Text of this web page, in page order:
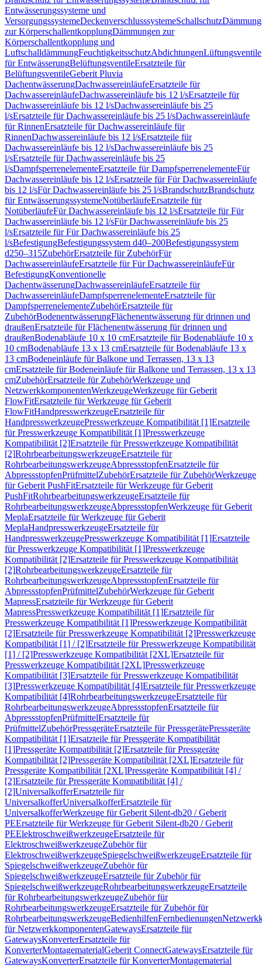
Entwässerungssysteme und
VersorgungssystemeDeckenverschlusssystemeSchallschutz
zur KörperschallentkopplungDämmungen zur
Körperschallentkopplung und
LuftschalldämmungFeuchtigkeitsschutzAbdichtungenLüftungsventile
für EntwässerungBelüftungsventileErsatzteile für
BelüftungsventileGeberit Pluvia
DachentwässerungDachwassereinläufeErsatzteile für
DachwassereinläufeDachwassereinläufe bis 12 l/sErsatzteile für
Dachwassereinläufe bis 12 l/sDachwassereinläufe bis 25
l/sErsatzteile für Dachwassereinläufe bis 25 l/sDachwassereinläufe
für RinnenErsatzteile für Dachwassereinläufe für
RinnenDachwassereinläufe bis 12 l/sErsatzteile für
Dachwassereinläufe bis 12 l/sDachwassereinläufe bis 25
l/sErsatzteile für Dachwassereinläufe bis 25
l/sDampfsperrenelementeErsatzteile für DampfsperrenelementeFür
Dachwassereinläufe bis 12 l/sErsatzteile für Für Dachwassereinläufe
bis 12 l/sFür Dachwassereinläufe bis 25 l/sBrandschutzBrandschutz
für EntwässerungssystemeNotüberläufeErsatzteile für
NotüberläufeFür Dachwassereinläufe bis 12 l/sErsatzteile für Für
Dachwassereinläufe bis 12 l/sFür Dachwassereinläufe bis 25
l/sErsatzteile für Für Dachwassereinläufe bis 25
l/sBefestigungBefestigungssystem d40–200Befestigungssystem
d250–315ZubehörErsatzteile für ZubehörFür
DachwassereinläufeErsatzteile für Für DachwassereinläufeFür
BefestigungKonventionelle
DachentwässerungDachwassereinläufeErsatzteile für
DachwassereinläufeDampfsperrenelementeErsatzteile für
DampfsperrenelementeZubehörErsatzteile für
ZubehörBodenentwässerungFlächenentwässerung für drinnen und
draußenErsatzteile für Flächenentwässerung für drinnen und
draußenBodenabläufe 10 x 10 cmErsatzteile für Bodenabläufe 10 x
10 cmBodenabläufe 13 x 13 cmErsatzteile für Bodenabläufe 13 x
13 cmBodeneinläufe für Balkone und Terrassen, 13 x 13
cmErsatzteile für Bodeneinläufe für Balkone und Terrassen, 13 x 13
cmZubehörErsatzteile für ZubehörWerkzeuge und
NetzwerkkomponentenWerkzeugeWerkzeuge für Geberit
FlowFitErsatzteile für Werkzeuge für Geberit
FlowFitHandpresswerkzeugeErsatzteile für
HandpresswerkzeugePresswerkzeuge Kompatibilität [1]Ersatzteile
für Presswerkzeuge Kompatibilität [1]Presswerkzeuge
Kompatibilität [2]Ersatzteile für Presswerkzeuge Kompatibilität
[2]RohrbearbeitungswerkzeugeErsatzteile für
RohrbearbeitungswerkzeugeAbpressstopfenErsatzteile für
AbpressstopfenPrüfmittelZubehörErsatzteile für ZubehörWerkzeuge
für Geberit PushFitErsatzteile für Werkzeuge für Geberit
PushFitRohrbearbeitungswerkzeugeErsatzteile für
RohrbearbeitungswerkzeugeAbpressstopfenWerkzeuge für Geberit
MeplaErsatzteile für Werkzeuge für Geberit
MeplaHandpresswerkzeugeErsatzteile für
HandpresswerkzeugePresswerkzeuge Kompatibilität [1]Ersatzteile
für Presswerkzeuge Kompatibilität [1]Presswerkzeuge
Kompatibilität [2]Ersatzteile für Presswerkzeuge Kompatibilität
[2]RohrbearbeitungswerkzeugeErsatzteile für
RohrbearbeitungswerkzeugeAbpressstopfenErsatzteile für
AbpressstopfenPrüfmittelZubehörWerkzeuge für Geberit
MapressErsatzteile für Werkzeuge für Geberit
MapressPresswerkzeuge Kompatibilität [1]Ersatzteile für
Presswerkzeuge Kompatibilität [1]Presswerkzeuge Kompatibilität
[2]Ersatzteile für Presswerkzeuge Kompatibilität [2]Presswerkzeuge
Kompatibilität [1] / [2]Ersatzteile für Presswerkzeuge Kompatibilität
[1] / [2]Presswerkzeuge Kompatibilität [2XL]Ersatzteile für
Presswerkzeuge Kompatibilität [2XL]Presswerkzeuge
Kompatibilität [3]Ersatzteile für Presswerkzeuge Kompatibilität
[3]Presswerkzeuge Kompatibilität [4]Ersatzteile für Presswerkzeuge
Kompatibilität [4]RohrbearbeitungswerkzeugeErsatzteile für
RohrbearbeitungswerkzeugeAbpressstopfenErsatzteile für
AbpressstopfenPrüfmittelErsatzteile für
PrüfmittelZubehörPressgeräteErsatzteile für PressgerätePressgeräte
Kompatibilität [1]Ersatzteile für Pressgeräte Kompatibilität
[1]Pressgeräte Kompatibilität [2]Ersatzteile für Pressgeräte
Kompatibilität [2]Pressgeräte Kompatibilität [2XL]Ersatzteile für
Pressgeräte Kompatibilität [2XL]Pressgeräte Kompatibilität [4] /
[2]Ersatzteile für Pressgeräte Kompatibilität [4] /
[2]UniversalkofferErsatzteile für
UniversalkofferUniversalkofferErsatzteile für
UniversalkofferWerkzeuge für Geberit Silent-db20 / Geberit
PEErsatzteile für Werkzeuge für Geberit Silent-db20 / Geberit
PEElektroschweißwerkzeugeErsatzteile für
ElektroschweißwerkzeugeZubehör für
ElektroschweißwerkzeugeSpiegelschweißwerkzeugeErsatzteile für
SpiegelschweißwerkzeugeZubehör für
SpiegelschweißwerkzeugeErsatzteile für Zubehör für
SpiegelschweißwerkzeugeRohrbearbeitungswerkzeugeErsatzteile
für RohrbearbeitungswerkzeugeZubehör für
RohrbearbeitungswerkzeugeErsatzteile für Zubehör für
RohrbearbeitungswerkzeugeBedienhilfenFernbedienungen
für NetzwerkkomponentenGatewaysErsatzteile für
GatewaysKonverterErsatzteile für
KonverterMontagematerialGeberit ConnectGatewaysErsatzteile für
GatewaysKonverterErsatzteile für KonverterMontagematerial